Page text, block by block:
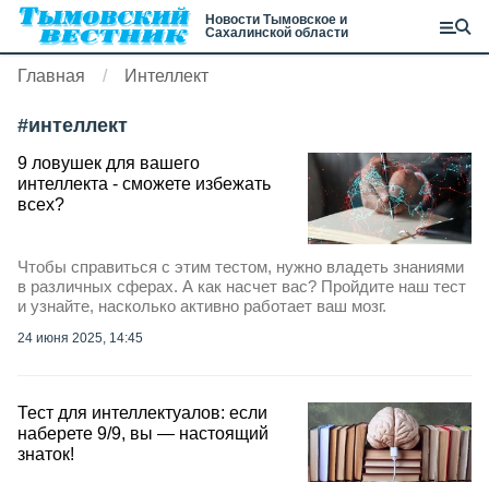
Новости Тымовское и
Сахалинской области
Главная Интеллект
#интеллект
9 ловушек для вашего
интеллекта - сможете избежать
всех?
Чтобы справиться с этим тестом, нужно владеть знаниями
в различных сферах. А как насчет вас? Пройдите наш тест
и узнайте, насколько активно работает ваш мозг.
24 июня 2025, 14:45
Тест для интеллектуалов: если
наберете 9/9, вы — настоящий
знаток!